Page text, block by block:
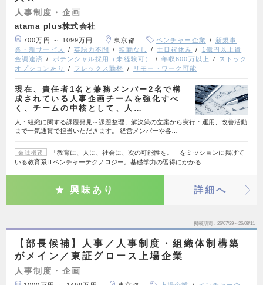
人事制度・企画
atama plus株式会社
700万円 ～ 1099万円 東京都 ベンチャー企業
新規事
業・新サービス
英語力不問 転勤なし 土日祝休み
1億円以上資
金調達済
ポテンシャル採用（未経験可） 年収600万以上
ストック
オプションあり
フレックス勤務 リモートワーク可能
現在、責任者1名と兼務メンバー2名で構
成されている人事企画チームを強化すべ
く、チームの中核として、人…
人・組織に関する課題発見～課題整理、解決策の立案から実行・運用、改善活動
まで一気通貫で担当いただきます。 経営メンバーや各…
会社概要
「教育に、人に、社会に、次の可能性を。」をミッションに掲げて
いる教育系ITベンチャーテクノロジー。基礎学力の習得にかかる…
興味あり 詳細へ
掲載期間 26/07/29～26/08/11
【部長候補】人事／人事制度・組織体制構築
がメイン／東証グロース上場企業
人事制度・企画